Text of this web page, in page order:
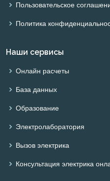
Пользовательское
Политика
Наши сервисы
Онлайн расчеты
База данных
Образование
Электролаборатория
Вызов электрика
Консультация электрика